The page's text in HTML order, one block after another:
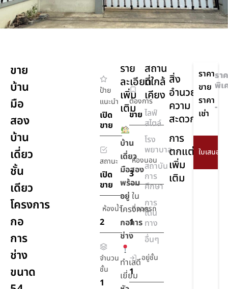
ขาย
บ้าน
มือ
สอง
บ้าน
เดี่ยว
ชั้น
เดียว
โครงการ
กอ
การ
ช่าง
ขนาด
ป้าย
แนะนำ
เปิด
ขาย
ต้องการ
ขาย
สถานะ
เปิด
ขาย
ห้องนอน
3
ห้องน้ำ
2
ที่จอดรถ
1
จำนวน
ชั้น
1
อยู่ชั้น
1
ราย
ละเอียด
เพิ่ม
เติม
บ้าน
เดี่ยว
มือสอง
พร้อม
อยู่ ใน
โครงการ
กอการ
ช่าง
ทำเลดี
เยี่ยม
สถาน
ที่ใกล้
เคียง
ไลฟ์
สไตล์
โรง
พยาบาล
สถาบัน
การ
ศึกษา
การ
เดิน
ทาง
อื่นๆ
สิ่ง
อำนวย
ความ
สะดวก
การ
ตกแต่ง
เพิ่ม
เติม
ราคา
ขาย
รา
พิเ
ราคา
เช่า
-